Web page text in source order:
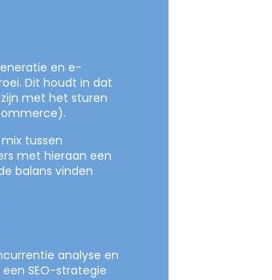
en e-
Dit houdt in dat
zijn met het sturen
tussen
met hieraan een
balans vinden
analyse en
SEO-strategie